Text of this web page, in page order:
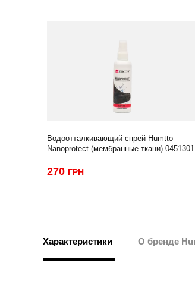
Водоотталкивающий спрей Humtto
Nanoprotect (мембранные ткани) 0451301
270 ГРН
Характеристики О бренде